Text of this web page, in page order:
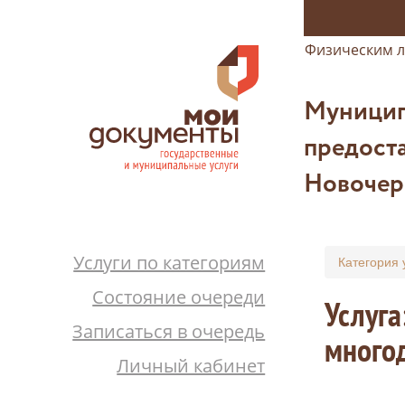
Физическим
Услуги по категориям
Состояние очереди
Записаться в очередь
Личный кабинет
Категория